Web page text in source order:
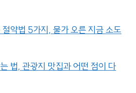
약법 5가지, 물가 오른 지금 소도
법, 관광지 맛집과 어떤 점이 다